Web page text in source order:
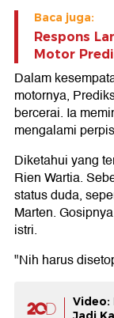
Baca juga:
Respons
Motor
Dalam
motornya,
bercerai. Ia
mengalami
Diketahui yang
Rien Wartia.
status duda,
Marten.
istri.
"Nih harus
Video: